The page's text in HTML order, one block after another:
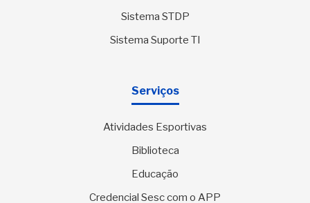
Sistema STDP
Sistema Suporte TI
Serviços
Atividades Esportivas
Biblioteca
Educação
Credencial Sesc com o APP